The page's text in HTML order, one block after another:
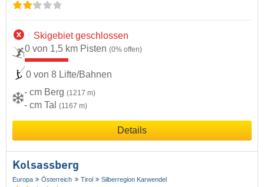
Skigebiet geschlossen
0 von 1,5 km Pisten (0% offen)
0 von 8 Lifte/Bahnen
- cm Berg (1217 m)
- cm Tal (1167 m)
Details
Kolsassberg
Europa Österreich Tirol Silberregion Karwendel